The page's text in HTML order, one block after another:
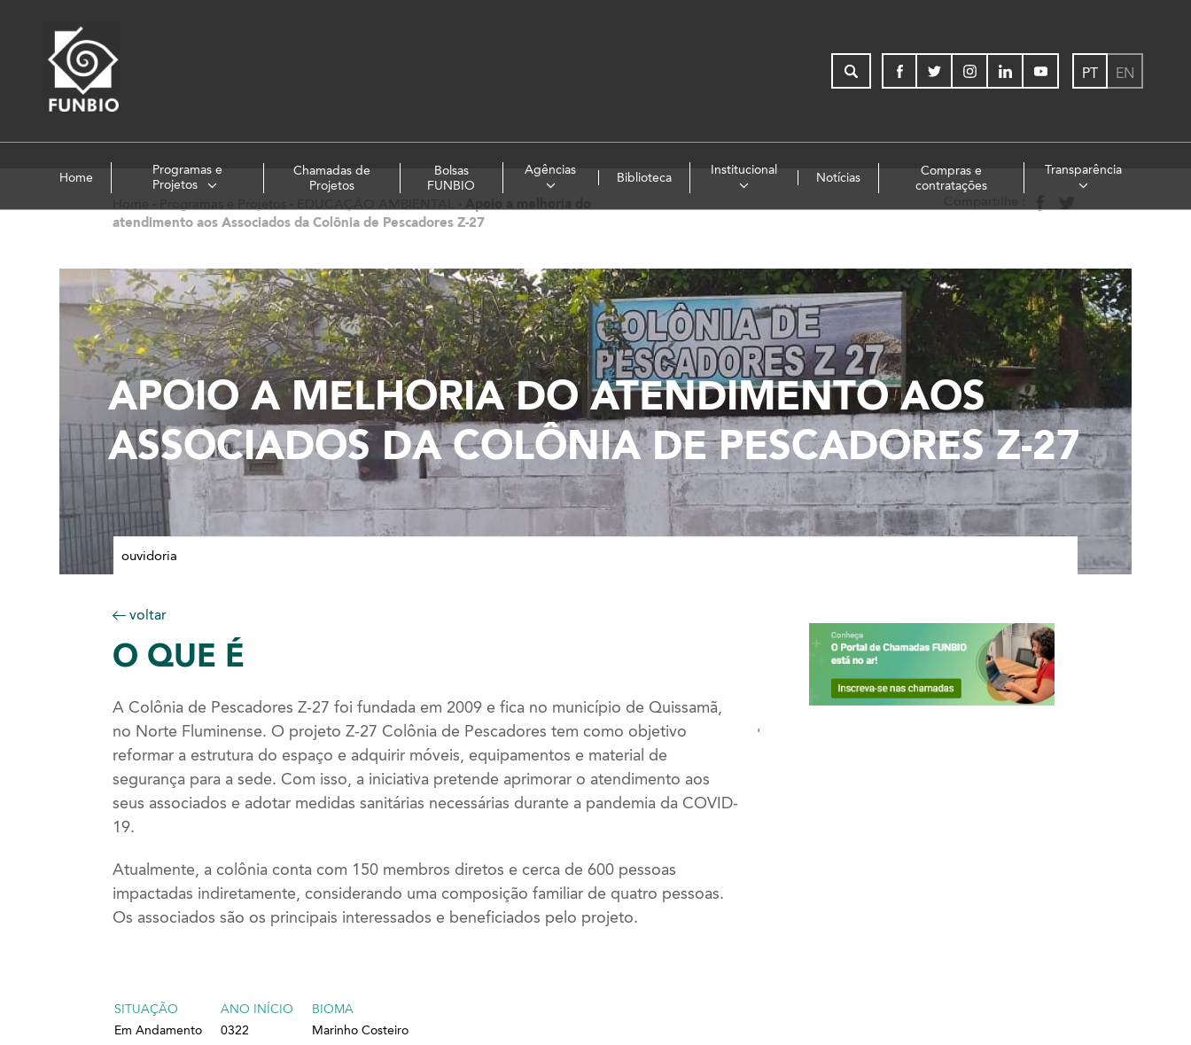
PT EN
Home
Programas e
Projetos
Chamadas de
Projetos
Bolsas
FUNBIO
Agências
Biblioteca
Institucional
Notícias
Compras e
contratações
Transparência
atendimento aos Associados da Colônia de Pescadores Z-27
APOIO A MELHORIA DO ATENDIMENTO AOS
ASSOCIADOS DA COLÔNIA DE PESCADORES Z-27
ouvidoria
voltar
O QUE É
A Colônia de Pescadores Z-27 foi fundada em 2009 e fica no município de Quissamã,
no Norte Fluminense. O projeto Z-27 Colônia de Pescadores tem como objetivo
reformar a estrutura do espaço e adquirir móveis, equipamentos e material de
segurança para a sede. Com isso, a iniciativa pretende aprimorar o atendimento aos
seus associados e adotar medidas sanitárias necessárias durante a pandemia da COVID-
19.
Atualmente, a colônia conta com 150 membros diretos e cerca de 600 pessoas
impactadas indiretamente, considerando uma composição familiar de quatro pessoas.
Os associados são os principais interessados e beneficiados pelo projeto.
'
SITUAÇÃO
Em Andamento
ANO INÍCIO
0322
BIOMA
Marinho Costeiro